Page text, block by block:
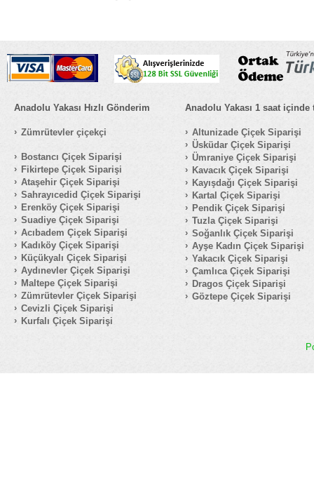
Anadolu Yakası Hızlı Gönderim
Zümrütevler çiçekçi
Bostancı Çiçek Siparişi
Fikirtepe Çiçek Siparişi
Ataşehir Çiçek Siparişi
Sahrayıcedid Çiçek Siparişi
Erenköy Çiçek Siparişi
Suadiye Çiçek Siparişi
Acıbadem Çiçek Siparişi
Kadıköy Çiçek Siparişi
Küçükyalı Çiçek Siparişi
Aydınevler Çiçek Siparişi
Maltepe Çiçek Siparişi
Zümrütevler Çiçek Siparişi
Cevizli Çiçek Siparişi
Kurfalı Çiçek Siparişi
Anadolu Yakası 1 saat içinde
Altunizade Çiçek Siparişi
Üsküdar Çiçek Siparişi
Ümraniye Çiçek Siparişi
Kavacık Çiçek Siparişi
Kayışdağı Çiçek Siparişi
Kartal Çiçek Siparişi
Pendik Çiçek Siparişi
Tuzla Çiçek Siparişi
Soğanlık Çiçek Siparişi
Ayşe Kadın Çiçek Siparişi
Yakacık Çiçek Siparişi
Çamlıca Çiçek Siparişi
Dragos Çiçek Siparişi
Göztepe Çiçek Siparişi